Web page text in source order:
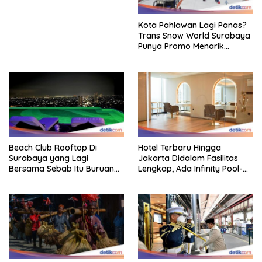
Kota Pahlawan Lagi Panas?
Trans Snow World Surabaya
Punya Promo Menarik
Beach Club Rooftop Di
Surabaya yang Lagi
Bersama Sebab Itu Buruan
Hotel Terbaru Hingga
Jakarta Didalam Fasilitas
Lengkap, Ada Infinity Pool-